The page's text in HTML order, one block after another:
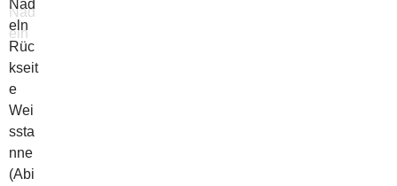
Nad
eln
Wei
ssta
nne
(Abi